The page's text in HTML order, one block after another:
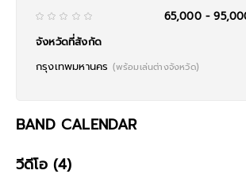
ต่างประเทศ ทำให้เธอเป็นหนึ่งในศิลปินที่น่าจับตามองในว
65,000 -
จังหวัดที่สังกัด
กรุงเทพมหานคร (พร้อมเล่นต่างจังหวัด)
BAND CALENDAR
วีดีโอ (4)